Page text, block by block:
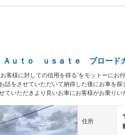
コントロール
100V電源 －
－ 展示・試乗車 －
シャ
－ 革シート －
－ HID(キセノンライト) －
－ エアロ
ヤ － パワーシート
－ チップアップシート
ｕｔｏ ｕｓａｔｅ ブロード
客様に対しての信用を得る’をモットーに
話をさせていただいて納得した後にお車を
ていただきより良いお車にお客様がお乗り
住所